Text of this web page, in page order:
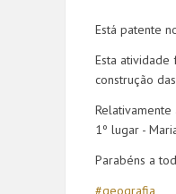
Está patente
Esta
construção
1º lugar -
Parabéns a
#geografia